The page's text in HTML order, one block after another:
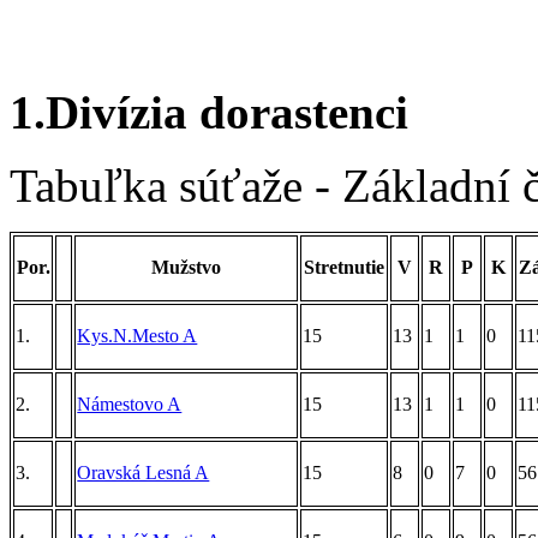
1.Divízia dorastenci
Tabuľka súťaže - Základní
Por. Mužstvo Stretnutie V R P K
1. Kys.N.Mesto A 15 13 1 1 0
2. Námestovo A 15 13 1 1 0
3. Oravská Lesná A 15 8 0 7 0